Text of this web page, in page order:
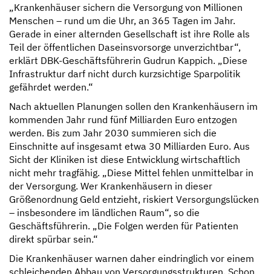
„Krankenhäuser sichern die Versorgung von Millionen
Menschen – rund um die Uhr, an 365 Tagen im Jahr.
Gerade in einer alternden Gesellschaft ist ihre Rolle als
Teil der öffentlichen Daseinsvorsorge unverzichtbar“,
erklärt DBK-Geschäftsführerin Gudrun Kappich. „Diese
Infrastruktur darf nicht durch kurzsichtige Sparpolitik
gefährdet werden.“
Nach aktuellen Planungen sollen den Krankenhäusern im
kommenden Jahr rund fünf Milliarden Euro entzogen
werden. Bis zum Jahr 2030 summieren sich die
Einschnitte auf insgesamt etwa 30 Milliarden Euro. Aus
Sicht der Kliniken ist diese Entwicklung wirtschaftlich
nicht mehr tragfähig. „Diese Mittel fehlen unmittelbar in
der Versorgung. Wer Krankenhäusern in dieser
Größenordnung Geld entzieht, riskiert Versorgungslücken
– insbesondere im ländlichen Raum“, so die
Geschäftsführerin. „Die Folgen werden für Patienten
direkt spürbar sein.“
Die Krankenhäuser warnen daher eindringlich vor einem
schleichenden Abbau von Versorgungsstrukturen. Schon